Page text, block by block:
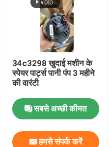
34c3298 खुदाई मशीन के
स्पेयर पार्ट्स पानी पंप 3 महीने
की वारंटी
सबसे अच्छी कीमत
हमसे संपर्क करें